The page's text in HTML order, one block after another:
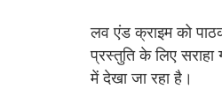
लव एंड क्राइम को
प्रस्तुति के लिए
में देखा जा रहा है।